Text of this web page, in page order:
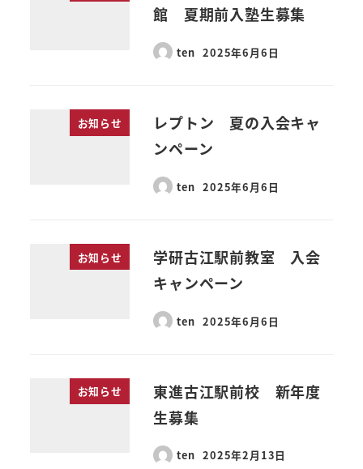
館 夏期前入塾生募集
ten 2025年6月6日
お知らせ
レプトン 夏の入会キャ
ンペーン
ten 2025年6月6日
お知らせ
学研古江駅前教室 入会
キャンペーン
ten 2025年6月6日
お知らせ
東進古江駅前校 新年度
生募集
ten 2025年2月13日